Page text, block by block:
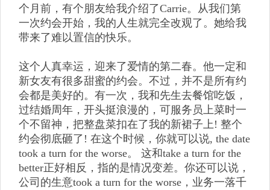
个月前，有个朋友给我介绍了Carrie。从我们第
一次约会开始，我的人生就完全改观了。她给我
带来了难以置信的快乐。
这个人真幸运，迎来了爱情的第二春。他一定和
新女友有很多甜蜜的约会。不过，并不是所有约
会都是美好的。有一次，我和先生去餐馆吃饭，
过结婚周年，开头挺浪漫的，可服务员上菜时一
个不留神，把整盘菜扣在了我的新裙子上! 整个
约会彻底砸了! 在这个时候，你就可以说, the date
took a turn for the worse。 这和take a turn for the
better正好相反，指的是情况变差。你还可以说，
公司的生意took a turn for the worse，业务一落千